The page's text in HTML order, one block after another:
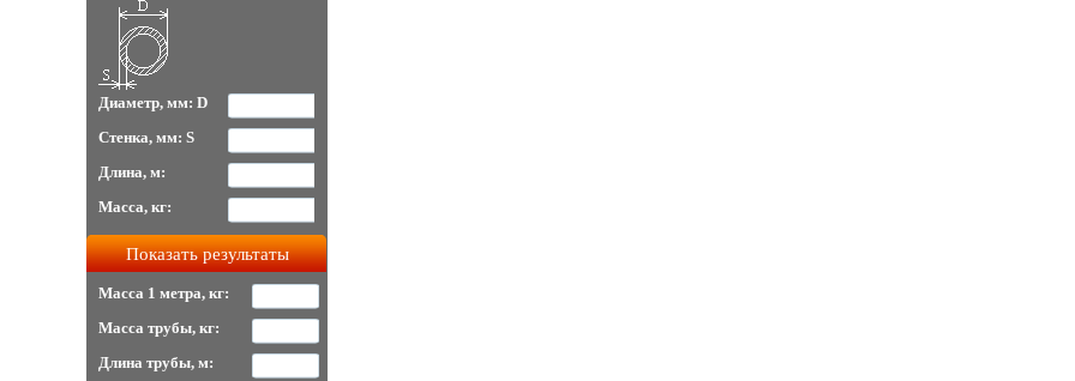
Диаметр, мм: D
Стенка, мм: S
Длина, м:
Масса, кг:
Масса 1 метра, кг:
Масса трубы, кг:
Длина трубы, м: